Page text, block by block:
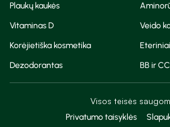
Plaukų kaukės
Vitaminas D
Veido
Korėjietiška kosmetika
Dezodorantas
BB ir
Visos teisės
Privatumo taisyklės